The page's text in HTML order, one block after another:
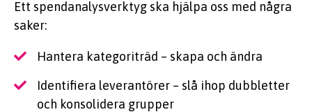
Ett spendanalysverktyg ska hjälpa oss med några
saker:
Hantera kategoriträd – skapa och ändra
Identifiera leverantörer – slå ihop dubbletter
och konsolidera grupper